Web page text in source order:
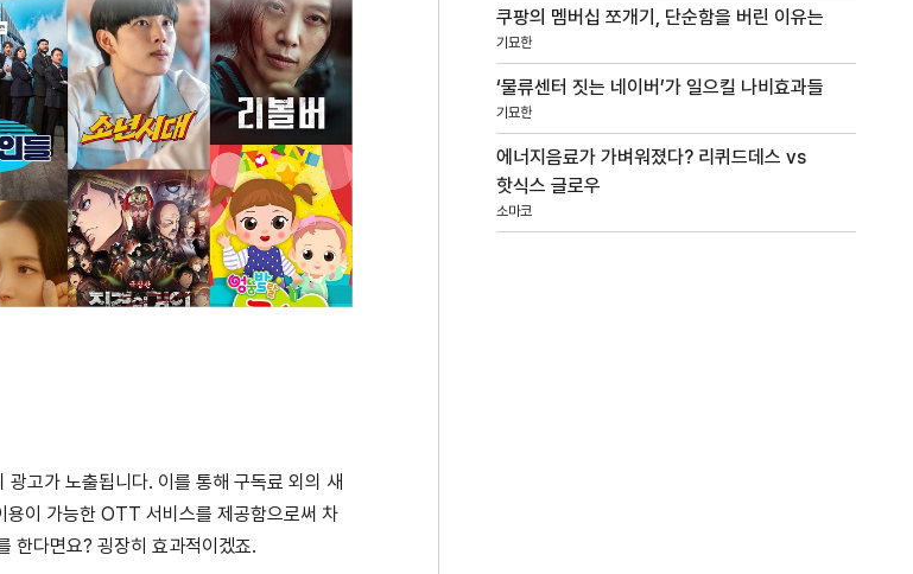
고가 노출됩니다. 이를 통해 구독료 외의 새
용이 가능한 OTT 서비스를 제공함으로써 차
한다면요? 굉장히 효과적이겠죠.
쿠팡의 멤버십 쪼개기, 단순함을 버린 이유는
기묘한
‘물류센터 짓는 네이버’가 일으킬 나비효과들
기묘한
에너지음료가 가벼워졌다? 리퀴드데스 vs
핫식스 글로우
소마코